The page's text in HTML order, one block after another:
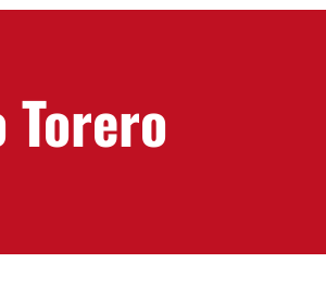
Torero